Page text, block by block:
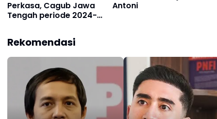
Perkasa, Cagub Jawa
Tengah periode 2024-
Antoni
Rekomendasi